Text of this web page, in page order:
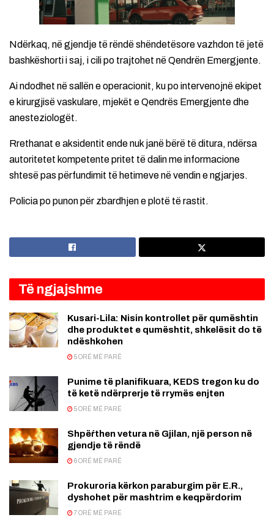
Ndërkaq, në gjendje të rëndë shëndetësore vazhdon të jetë
bashkëshorti i saj, i cili po trajtohet në Qendrën Emergjente.
Ai ndodhet në sallën e operacionit, ku po intervenojnë ekipet
e kirurgjisë vaskulare, mjekët e Qendrës Emergjente dhe
anesteziologët.
Rrethanat e aksidentit ende nuk janë bërë të ditura, ndërsa
autoritetet kompetente pritet të dalin me informacione
shtesë pas përfundimit të hetimeve në vendin e ngjarjes.
Policia po punon për zbardhjen e plotë të rastit.
Të ngjajshme
Kusari-Lila: Nisin kontrollet për qumështin
dhe produktet e qumështit, shkelësit do të
ndëshkohen
5 ORË MË PARË
Punime të planifikuara, KEDS tregon ku do
të ketë ndërprerje të rrymës enjten
5 ORË MË PARË
Shpëŕthen vetura në Gjilan, një person në
gjendje të rëndë
6 ORË MË PARË
Prokuroria kërkon paraburgim për E.R.,
dyshohet për mashtrim e keqpërdorim
7 ORË MË PARË